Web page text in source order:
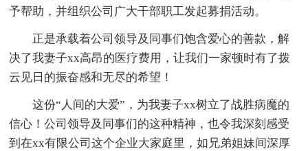
予帮助，并组织公司广大干部职工发起募捐活动。
正是承载着公司领导及同事们饱含爱心的善款，解
决了我妻子xx高昂的医疗费用，让我们一家顿时有了拨
云见日的振奋感和无尽的希望！
这份“人间的大爱”，为我妻子xx树立了战胜病魔的
信心！公司领导及同事们的这种精神，也令我深刻感受
到在xx有限公司这个企业大家庭里，如兄弟姐妹间深厚